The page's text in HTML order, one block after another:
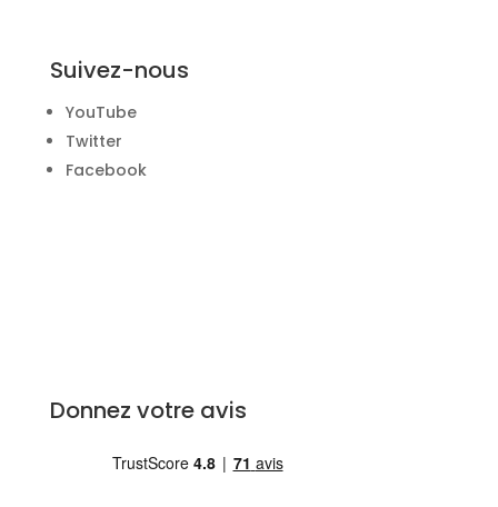
Suivez-nous
YouTube
Twitter
Facebook
Donnez votre avis